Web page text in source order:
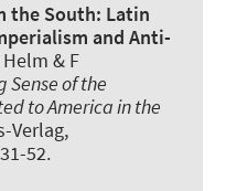
the South: Latin
and Anti-
& F
Sense of the
to America in the
Verlag,
52.